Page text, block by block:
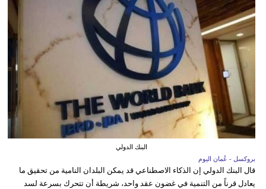
البنك الدولي
بروكسل - عُمان اليوم
قال البنك الدولي إن الذكاء الاصطناعي قد يمكن البلدان النامية من تحقيق ما
يعادل قرناً من التنمية في غضون عقد واحد، شريطة أن تتحرك بسرعة لسد